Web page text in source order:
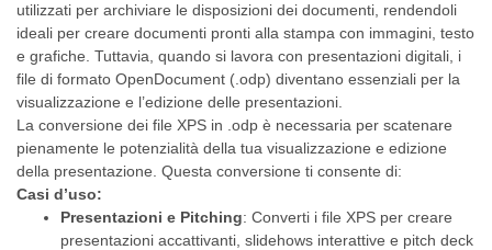
utilizzati per archiviare le disposizioni dei documenti, rendendoli
ideali per creare documenti pronti alla stampa con immagini, testo
e grafiche. Tuttavia, quando si lavora con presentazioni digitali, i
file di formato OpenDocument (.odp) diventano essenziali per la
visualizzazione e l’edizione delle presentazioni.
La conversione dei file XPS in .odp è necessaria per scatenare
pienamente le potenzialità della tua visualizzazione e edizione
della presentazione. Questa conversione ti consente di:
Casi d’uso:
Presentazioni e Pitching: Converti i file XPS per creare
presentazioni accattivanti, slidehows interattive e pitch deck